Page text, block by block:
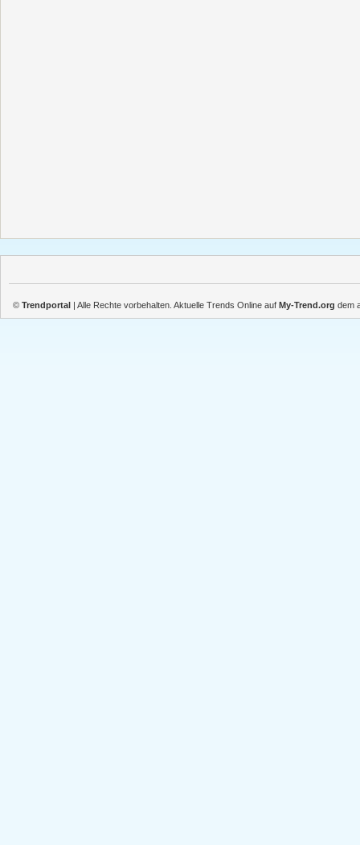
© Trendportal | Alle Rechte vorbehalten. Aktuelle Trends Online auf My-Trend.org dem